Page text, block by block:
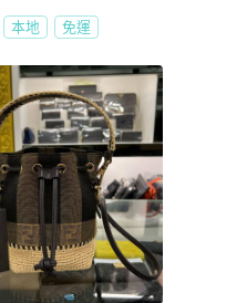
本地 免運